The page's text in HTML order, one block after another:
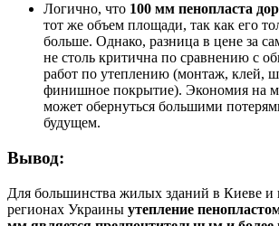
Логично, что 100 мм пенопласта
тот же объем площади, так как его
больше. Однако, разница в цене за
не столь критична по сравнению с
работ по утеплению (монтаж, клей,
финишное покрытие). Экономия на
может обернуться большими
будущем.
Вывод:
Для большинства жилых зданий в Киеве и
регионах Украины утепление